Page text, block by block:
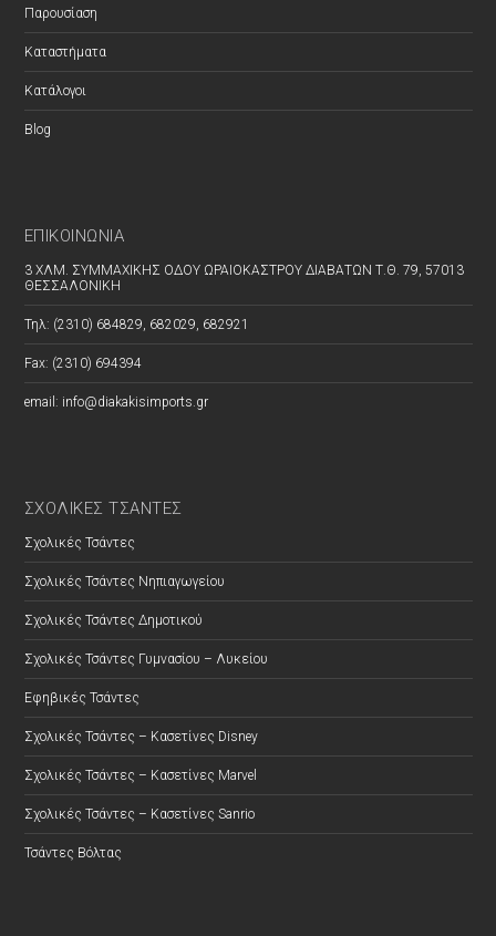
Παρουσίαση
Καταστήματα
Κατάλογοι
Blog
ΕΠΙΚΟΙΝΩΝΊΑ
3 ΧΛΜ. ΣΥΜΜΑΧΙΚΗΣ ΟΔΟΥ ΩΡΑΙΟΚΑΣΤΡΟΥ ΔΙΑΒΑΤΩΝ Τ.Θ. 79, 57013
ΘΕΣΣΑΛΟΝΙΚΗ
Τηλ: (2310) 684829, 682029, 682921
Fax: (2310) 694394
email: info@diakakisimports.gr
ΣΧΟΛΙΚΕΣ ΤΣΑΝΤΕΣ
Σχολικές Τσάντες
Σχολικές Τσάντες Νηπιαγωγείου
Σχολικές Τσάντες Δημοτικού
Σχολικές Τσάντες Γυμνασίου – Λυκείου
Εφηβικές Τσάντες
Σχολικές Τσάντες – Κασετίνες Disney
Σχολικές Τσάντες – Κασετίνες Marvel
Σχολικές Τσάντες – Κασετίνες Sanrio
Τσάντες Βόλτας